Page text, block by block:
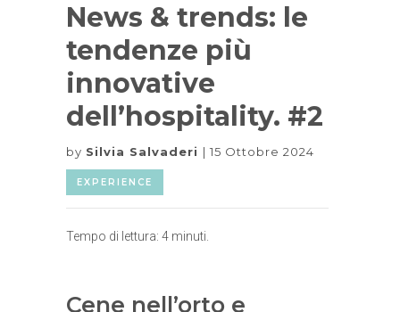
News & trends: le
tendenze più
innovative
dell’hospitality. #2
by Silvia Salvaderi 15 Ottobre 2024
EXPERIENCE
Tempo di lettura: 4 minuti.
Cene nell’orto e